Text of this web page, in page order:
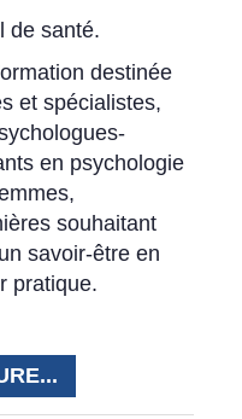
de santé.
destinée
et spécialistes,
en psychologie
souhaitant
savoir-être en
pratique.